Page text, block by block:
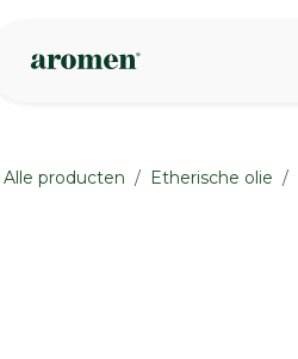
Alle producten Etherische olie